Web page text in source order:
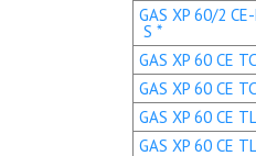
GAS XP 60/2
S *
GAS XP 60 CE
GAS XP 60 CE
GAS XP 60 CE
GAS XP 60 CE